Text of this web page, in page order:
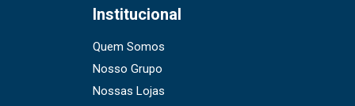
Institucional
Quem Somos
Nosso Grupo
Nossas Lojas